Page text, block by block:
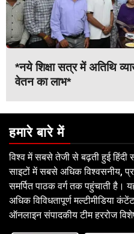
*नये शिक्षा सत्र में अतिथि
वेतन का लाभ*
हमारे बारे में
विश्व में सबसे तेजी से बढ़ती हुई हिंदी
साइटों में सबसे अधिक विश्वसनीय,
समर्पित पाठक वर्ग तक पहुंचाती है।
अधिक विविधतापूर्ण मल्टीमीडिया
ऑनलाइन संपादकीय टीम हररोज